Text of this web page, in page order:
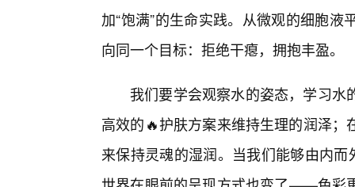
加“饱满”的生命实践。从微观的细胞
向同一个目标：拒绝干瘪，拥抱丰盈。
我们要学会观察水的姿态，学习
高效的🔥护肤方案来维持生理的润泽
来保持灵魂的湿润。当我们能够由内